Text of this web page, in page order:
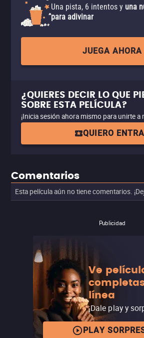
Una pista, 6 intentos y una
para adivinar
JUEGA AHORA
¿QUIERES DECIR LO QUE
SOBRE ESTA PELÍCULA?
¡Inicia sesión ahora mismo para unirte
QUIERO
Comentarios
Esta película aún no tiene comentarios.
Publicidad
Ve
línea
¡Dale play y
PLAY